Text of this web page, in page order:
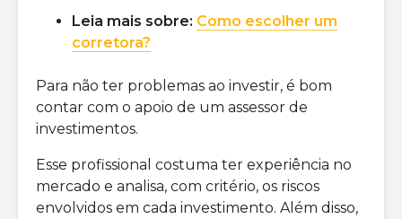
Leia mais sobre: Como escolher um
corretora?
Para não ter problemas ao investir, é bom
contar com o apoio de um assessor de
investimentos.
Esse profissional costuma ter experiência no
mercado e analisa, com critério, os riscos
envolvidos em cada investimento. Além disso,